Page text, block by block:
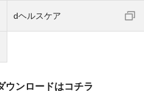
dヘルスケア
ウンロードはコチラ